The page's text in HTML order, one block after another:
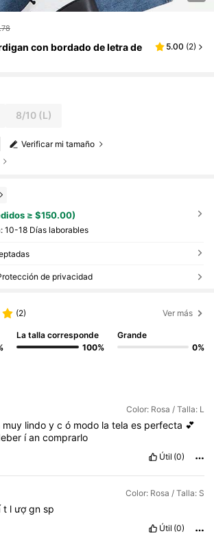
con bordado de letra de
5.00 (2)
8/10(L)
Verificar mi tamaño
≥ $150.00)
10-18 Días laborables
de privacidad
(2) Ver más
La talla corresponde
100%
Grande
0%
Color: Rosa / Talla: L
muy lindo y c ó modo la tela es perfecta 💕
íancomprarlo
Útil (0)
Color: Rosa / Talla: S
t l ượgnsp
Útil (0)